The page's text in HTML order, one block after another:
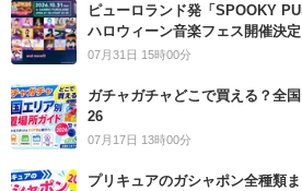
ピューロランド発「SPOOKY
ハロウィーン音楽フェス開催決定
07月31日 15時00分
ガチャガチャどこで買える？全
26
07月17日 13時00分
プリキュアのガシャポン全種類